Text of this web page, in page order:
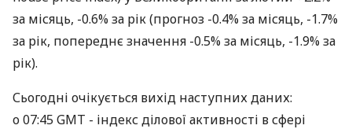
за місяць, -0.6% за рік (прогноз -0.4% за місяць, -1.7%
за рік, попереднє значення -0.5% за місяць, -1.9% за
рік).
Сьогодні очікується вихід наступних даних:
о 07:45 GMT - індекс ділової активності в сфері